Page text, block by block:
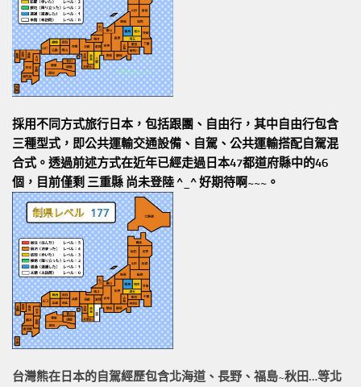
採用不同方式旅行日本，包括跟團、自由行，其中自由行包含
三種型式，即公共運輸交通設備、自駕、公共運輸搭配自駕混
合式。透過前述方式在近年已經走過日本47都道府縣中的46
個，目前僅剩 三重縣 尚未登陸 ^_^ 好期待啊~~~。
台灣熊在日本的自駕經歷包含北海道、長野、福島~秋田…等北